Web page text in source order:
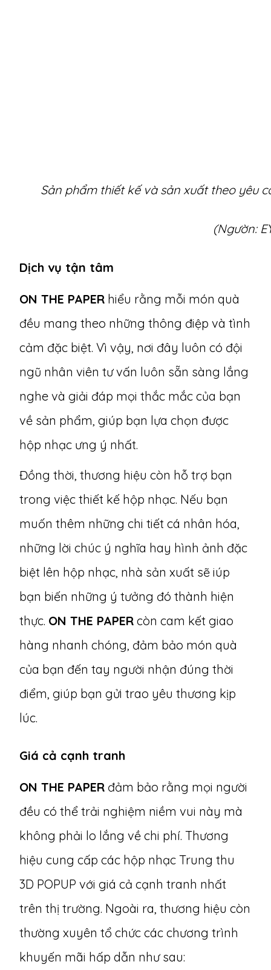
Sản phẩm thiết kế và sản xuất theo yêu
(Ngườn:
Dịch vụ tận tâm
ON THE PAPER hiểu rằng mỗi món quà
đều mang theo những thông điệp và tình
cảm đặc biệt. Vì vậy, nơi đây luôn có đội
ngũ nhân viên tư vấn luôn sẵn sàng lắng
nghe và giải đáp mọi thắc mắc của bạn
về sản phẩm, giúp bạn lựa chọn được
hộp nhạc ưng ý nhất.
Đồng thời, thương hiệu còn hỗ trợ bạn
trong việc thiết kế hộp nhạc. Nếu bạn
muốn thêm những chi tiết cá nhân hóa,
những lời chúc ý nghĩa hay hình ảnh đặc
biệt lên hộp nhạc, nhà sản xuất sẽ iúp
bạn biến những ý tưởng đó thành hiện
thực. ON THE PAPER còn cam kết giao
hàng nhanh chóng, đảm bảo món quà
của bạn đến tay người nhận đúng thời
điểm, giúp bạn gửi trao yêu thương kịp
lúc.
Giá cả cạnh tranh
ON THE PAPER đảm bảo rằng mọi người
đều có thể trải nghiệm niềm vui này mà
không phải lo lắng về chi phí. Thương
hiệu cung cấp các hộp nhạc Trung thu
3D POPUP với giá cả cạnh tranh nhất
trên thị trường. Ngoài ra, thương hiệu còn
thường xuyên tổ chức các chương trình
khuyến mãi hấp dẫn như sau: